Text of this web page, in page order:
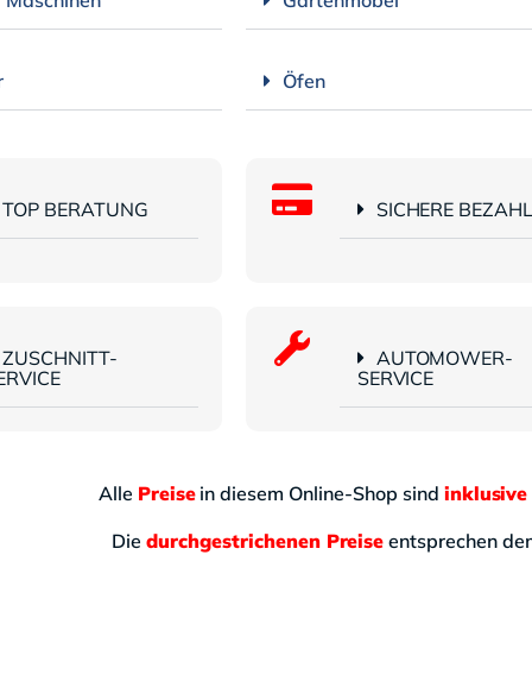
Öfen
TOP BERATUNG SICHERE
ZUSCHNITT-
AUTOMOWER-
SERVICE
Alle Preisein diesem Online-Shop sind inklusive
Diedurchgestrichenen Preise entsprechen